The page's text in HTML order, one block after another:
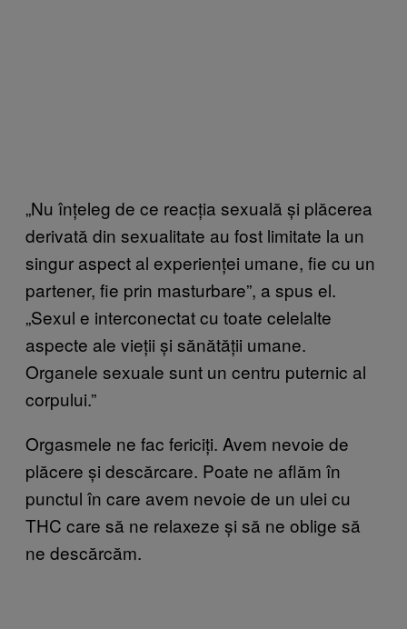
„Nu înțeleg de ce reacția sexuală și plăcerea
derivată din sexualitate au fost limitate la un
singur aspect al experienței umane, fie cu un
partener, fie prin masturbare”, a spus el.
„Sexul e interconectat cu toate celelalte
aspecte ale vieții și sănătății umane.
Organele sexuale sunt un centru puternic al
corpului.”
Orgasmele ne fac fericiți. Avem nevoie de
plăcere și descărcare. Poate ne aflăm în
punctul în care avem nevoie de un ulei cu
THC care să ne relaxeze și să ne oblige să
ne descărcăm.